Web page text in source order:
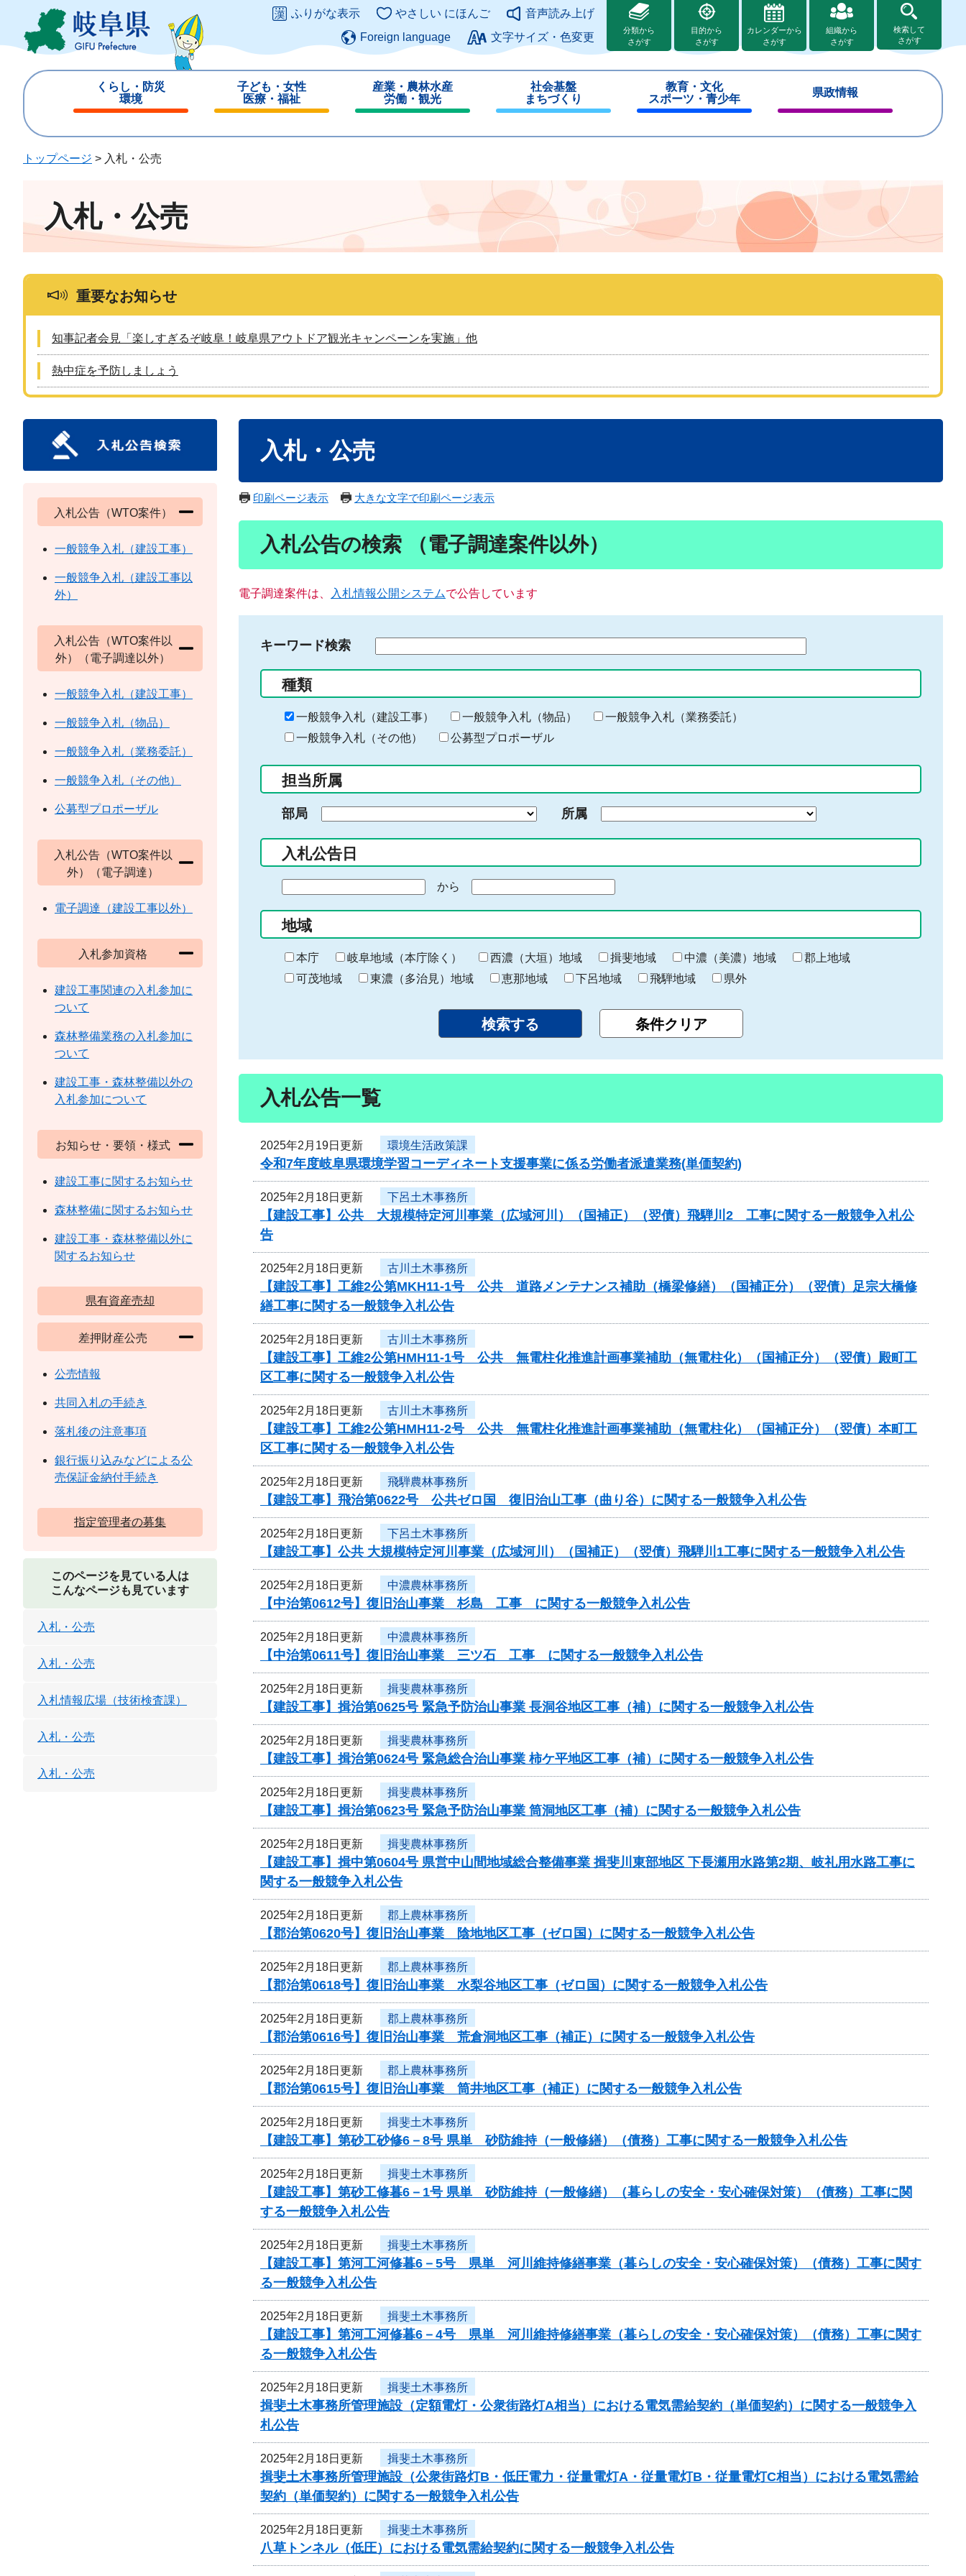
ジ
ュ
このページの本文へ
ふりがな表示 やさしい にほんご
音声読み上げ
Foreign language
文字サイズ・色変更
分類から
さがす
目的から
さがす
カレンダーから
さがす
組織から
さがす
検索して
さがす
くらし・防災
環境
じ
子ども・女性
医療・福祉
じ
産業・農林水産
労働・観光
じ
社会基盤
まちづくり
じ
教育・文化
スポーツ・青少年
じ
県政情報
じ
トップページ > 入札・公売
入札・公売
重要なお知らせ
知事記者会見「楽しすぎるぞ岐阜！岐阜県アウトドア観光キャンペーンを実施」他
熱中症を予防しましょう
入札・公売
印刷ページ表示 大きな文字で印刷ページ表示
入札公告の検索 （電子調達案件以外）
電子調達案件は、 入札情報公開システムで公告しています
キーワード検索
る
キ
ー
ー
入
力
種類
一般競争入札（建設工事） 一般競争入札（物品）
一般競争入札（業務委託）
一般競争入札（その他）
公募型プロポーザル
担当所属
部局 所属
入札公告日
の
始
ま
り
から
終
わ
り
地域
本庁 岐阜地域（本庁除く） 西濃（大垣）地域 揖斐地域 中濃（美濃）地域
郡上地域
可茂地域
東濃（多治見）地域 恵那地域 下呂地域 飛騨地域 県外
入札公告一覧
2025年2月19日更新 環境生活政策課
令和7年度岐阜県環境学習コーディネート支援事業に係る労働者派遣業務(単価契約)
2025年2月18日更新 下呂土木事務所
【建設工事】公共 大規模特定河川事業（広域河川）（国補正）（翌債）飛騨川2 工事に関する一般競争入札公
告
2025年2月18日更新 古川土木事務所
【建設工事】工維2公第MKH11-1号 公共 道路メンテナンス補助（橋梁修繕）（国補正分）（翌債）足宗大橋修
繕工事に関する一般競争入札公告
2025年2月18日更新 古川土木事務所
【建設工事】工維2公第HMH11-1号 公共 無電柱化推進計画事業補助（無電柱化）（国補正分）（翌債）殿町工
区工事に関する一般競争入札公告
2025年2月18日更新 古川土木事務所
【建設工事】工維2公第HMH11-2号 公共 無電柱化推進計画事業補助（無電柱化）（国補正分）（翌債）本町工
区工事に関する一般競争入札公告
2025年2月18日更新 飛騨農林事務所
【建設工事】飛治第0622号 公共ゼロ国 復旧治山工事（曲り谷）に関する一般競争入札公告
2025年2月18日更新 下呂土木事務所
【建設工事】公共 大規模特定河川事業（広域河川）（国補正）（翌債）飛騨川1工事に関する一般競争入札公告
2025年2月18日更新 中濃農林事務所
【中治第0612号】復旧治山事業 杉島 工事 に関する一般競争入札公告
2025年2月18日更新 中濃農林事務所
【中治第0611号】復旧治山事業 三ツ石 工事 に関する一般競争入札公告
2025年2月18日更新 揖斐農林事務所
【建設工事】揖治第0625号 緊急予防治山事業 長洞谷地区工事（補）に関する一般競争入札公告
2025年2月18日更新 揖斐農林事務所
【建設工事】揖治第0624号 緊急総合治山事業 柿ケ平地区工事（補）に関する一般競争入札公告
2025年2月18日更新 揖斐農林事務所
【建設工事】揖治第0623号 緊急予防治山事業 筒洞地区工事（補）に関する一般競争入札公告
2025年2月18日更新 揖斐農林事務所
【建設工事】揖中第0604号 県営中山間地域総合整備事業 揖斐川東部地区 下長瀬用水路第2期、岐礼用水路工事に
関する一般競争入札公告
2025年2月18日更新 郡上農林事務所
【郡治第0620号】復旧治山事業 陰地地区工事（ゼロ国）に関する一般競争入札公告
2025年2月18日更新 郡上農林事務所
【郡治第0618号】復旧治山事業 水梨谷地区工事（ゼロ国）に関する一般競争入札公告
2025年2月18日更新 郡上農林事務所
【郡治第0616号】復旧治山事業 荒倉洞地区工事（補正）に関する一般競争入札公告
2025年2月18日更新 郡上農林事務所
【郡治第0615号】復旧治山事業 筒井地区工事（補正）に関する一般競争入札公告
2025年2月18日更新 揖斐土木事務所
【建設工事】第砂工砂修6－8号 県単 砂防維持（一般修繕）（債務）工事に関する一般競争入札公告
2025年2月18日更新 揖斐土木事務所
【建設工事】第砂工修暮6－1号 県単 砂防維持（一般修繕）（暮らしの安全・安心確保対策）（債務）工事に関
する一般競争入札公告
2025年2月18日更新 揖斐土木事務所
【建設工事】第河工河修暮6－5号 県単 河川維持修繕事業（暮らしの安全・安心確保対策）（債務）工事に関す
る一般競争入札公告
2025年2月18日更新 揖斐土木事務所
【建設工事】第河工河修暮6－4号 県単 河川維持修繕事業（暮らしの安全・安心確保対策）（債務）工事に関す
る一般競争入札公告
2025年2月18日更新 揖斐土木事務所
揖斐土木事務所管理施設（定額電灯・公衆街路灯A相当）における電気需給契約（単価契約）に関する一般競争入
札公告
2025年2月18日更新 揖斐土木事務所
揖斐土木事務所管理施設（公衆街路灯B・低圧電力・従量電灯A・従量電灯B・従量電灯C相当）における電気需給
契約（単価契約）に関する一般競争入札公告
2025年2月18日更新 揖斐土木事務所
八草トンネル（低圧）における電気需給契約に関する一般競争入札公告
入札公告（WTO案件）
一般競争入札（建設工事）
一般競争入札（建設工事以
外）
入札公告（WTO案件以
外）（電子調達以外）
一般競争入札（建設工事）
一般競争入札（物品）
一般競争入札（業務委託）
一般競争入札（その他）
公募型プロポーザル
入札公告（WTO案件以
外）（電子調達）
電子調達（建設工事以外）
入札参加資格
建設工事関連の入札参加に
ついて
森林整備業務の入札参加に
ついて
建設工事・森林整備以外の
入札参加について
お知らせ・要領・様式
建設工事に関するお知らせ
森林整備に関するお知らせ
建設工事・森林整備以外に
関するお知らせ
県有資産売却
差押財産公売
公売情報
共同入札の手続き
落札後の注意事項
銀行振り込みなどによる公
売保証金納付手続き
指定管理者の募集
このページを見ている人は
こんなページも見ています
入札・公売
入札・公売
入札情報広場（技術検査課）
入札・公売
入札・公売